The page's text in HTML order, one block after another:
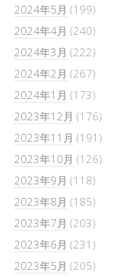
2024年5月 (199)
2024年4月 (240)
2024年3月 (222)
2024年2月 (267)
2024年1月 (173)
2023年12月 (176)
2023年11月 (191)
2023年10月 (126)
2023年9月 (118)
2023年8月 (185)
2023年7月 (203)
2023年6月 (231)
2023年5月 (205)